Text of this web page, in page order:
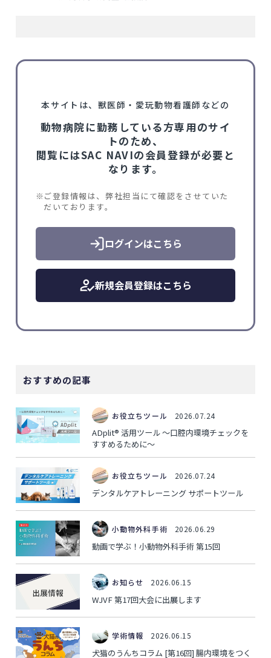
本サイトは、獣医師・愛玩動物看護師などの
動物病院に勤務している方専用のサイ
トのため、
閲覧にはSAC NAVIの会員登録が必要と
なります。
ご登録情報は、弊社担当にて確認をさせていた
だいております。
ログインはこちら
新規会員登録はこちら
おすすめの記事
お役立ちツール 2026.07.24
ADplit® 活用ツール ～口腔内環境チェックを
すすめるために～
お役立ちツール 2026.07.24
デンタルケアトレーニング サポートツール
小動物外科手術 2026.06.29
動画で学ぶ！小動物外科手術 第15回
お知らせ 2026.06.15
WJVF 第17回大会に出展します
学術情報 2026.06.15
犬猫のうんちコラム [第16回] 腸内環境をつく